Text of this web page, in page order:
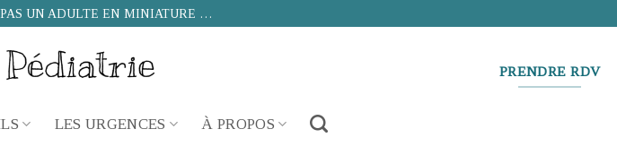
PAS UN ADULTE EN MINIATURE …
PRENDRE RDV
LES URGENCES À PROPOS